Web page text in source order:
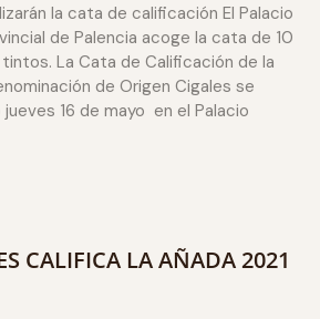
la cata de calificación El Palacio
de Palencia acoge la cata de 10
La Cata de Calificación de la
de Origen Cigales se
16 de mayo en el Palacio
CALIFICA LA AÑADA 2021